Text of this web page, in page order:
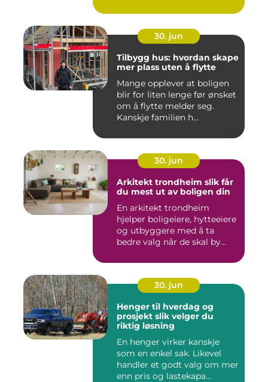
30. jun
Tilbygg hus: hvordan skape
mer plass uten å flytte
Mange opplever at boligen
blir for liten lenge før ønsket
om å flytte melder seg.
Kanskje familien h...
30. jun
Arkitekt trondheim slik får
du mest ut av boligen din
En arkitekt trondheim
hjelper boligeiere, hytteeiere
og utbyggere med å ta
bedre valg når de skal by...
30. jun
Henger til hverdag og
prosjekt slik velger du
riktig løsning
En henger virker kanskje
som en enkel sak. Likevel
handler et godt valg om mer
enn pris og lastekapa...